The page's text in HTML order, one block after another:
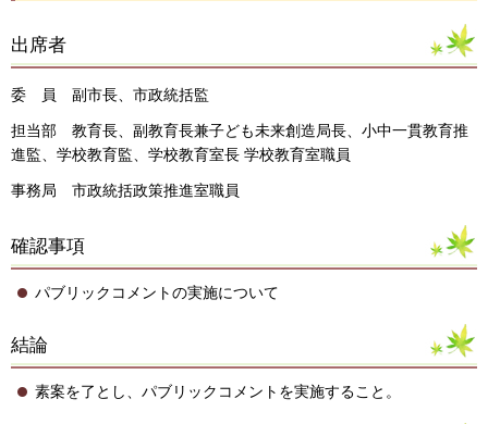
出席者
委 員 副市長、市政統括監
担当部 教育長、副教育長兼子ども未来創造局長、小中一貫教育推
進監、学校教育監、学校教育室長 学校教育室職員
事務局 市政統括政策推進室職員
確認事項
パブリックコメントの実施について
結論
素案を了とし、パブリックコメントを実施すること。